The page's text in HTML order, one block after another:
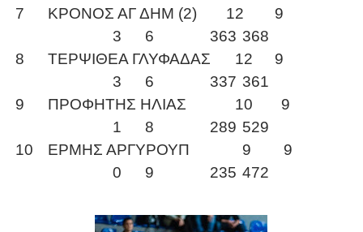
7 ΚΡΟΝΟΣ ΑΓ ΔΗΜ (2) 12
9
3
6 363 368
8
ΤΕΡΨΙΘΕΑ ΓΛΥΦΑΔΑΣ 12
9
3
6 337 361
9
ΠΡΟΦΗΤΗΣ ΗΛΙΑΣ 10 9
1
8 289 529
10
ΕΡΜΗΣ ΑΡΓΥΡΟΥΠ 9 9
0
9 235 472